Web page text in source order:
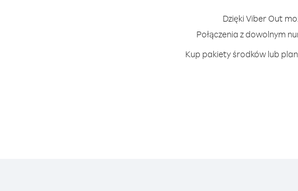
Dzięki Viber Out
Połączenia z dowolnym
Kup pakiety środków lub